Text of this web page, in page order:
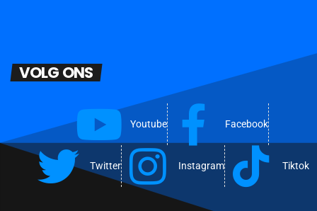
VOLG ONS
Youtube Facebook
Twitter Instagram Tiktok